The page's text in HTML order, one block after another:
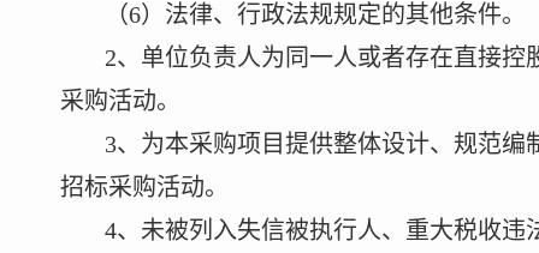
（6）法律、行政法规规定的其他条件。
2、单位负责人为同一人或者存在直接
采购活动。
3、为本采购项目提供整体设计、规范
招标采购活动。
4、未被列入失信被执行人、重大税收